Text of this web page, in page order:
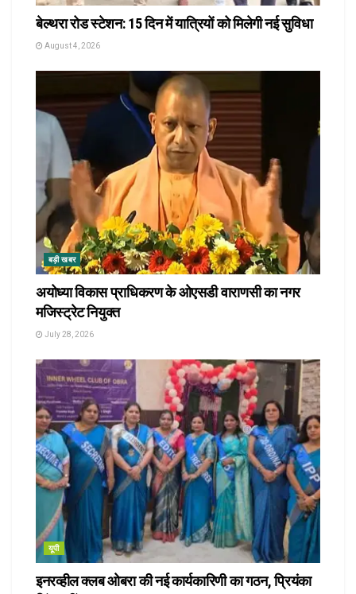
बेल्थरा रोड स्टेशन: 15 दिन में यात्रियों को मिलेगी नई सुविधा
August 4, 2026
बड़ी खबर
अयोध्या विकास प्राधिकरण के ओएसडी वाराणसी का नगर
मजिस्ट्रेट नियुक्त
July 28, 2026
यूपी
इनरव्हील क्लब ओबरा की नई कार्यकारिणी का गठन, प्रियंका